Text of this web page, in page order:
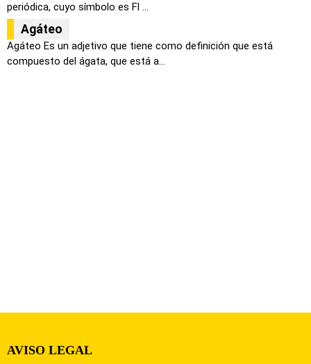
periódica, cuyo símbolo es Fl ...
Agáteo
Agáteo Es un adjetivo que tiene como definición que está
compuesto del ágata, que está a...
AVISO LEGAL